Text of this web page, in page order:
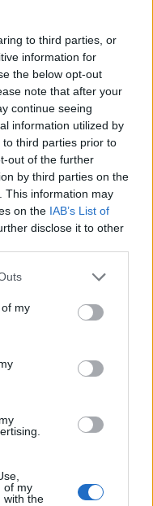
to third parties, or
information for
the below opt-out
note that after your
continue seeing
information utilized by
third parties prior to
out of the further
by third parties on the
This information may
on the IAB’s List of
disclose it to other
one or more Google
You may click to
its third-party tags to
in below Google
my
of my
with the
sempre de fazer sua
ao risco antes de